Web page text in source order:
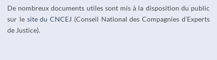
De nombreux documents utiles sont mis à la disposition du public
sur le site du CNCEJ (Conseil National des Compagnies d’Experts
de Justice).